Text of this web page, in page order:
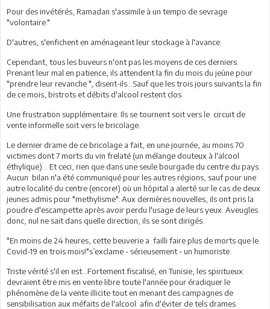
Pour des invétérés, Ramadan s'assimile à un tempo de sevrage
"volontaire."
D'autres, s'enfichent en aménageant leur stockage à l'avance.
Cependant, tous les buveurs n'ont pas les moyens de ces derniers.
Prenant leur mal en patience, ils attendent la fin du mois du jeûne pour
"prendre leur revanche ", disent-ils...Sauf que les trois jours suivants la fin
de ce mois, bistrots et débits d'alcool restent clos.
Une frustration supplémentaire. Ils se tournent soit vers le circuit de
vente informelle soit vers le bricolage.
Le dernier drame de ce bricolage a fait, en une journée, au moins 70
victimes dont 7 morts du vin frelaté (un mélange douteux à l'alcool
éthylique)... Et ceci, rien que dans une seule bourgade du centre du pays.
Aucun bilan n'a été communiqué pour les autres régions, sauf pour une
autre localité du centre (encore!) où un hôpital a alerté sur le cas de deux
jeunes admis pour "methylisme". Aux dernières nouvelles, ils ont pris la
poudre d'escampette après avoir perdu l'usage de leurs yeux. Aveugles
donc, nul ne sait dans quelle direction, ils se sont dirigés.
"En moins de 24 heures, cette beuverie a failli faire plus de morts que le
Covid-19 en trois mois!"s’exclame - sérieusement - un humoriste.
Triste vérité s'il en est...Fortement fiscalisé, en Tunisie, les spiritueux
devraient être mis en vente libre toute l'année pour éradiquer le
phénomène de la vente illicite tout en menant des campagnes de
sensibilisation aux méfaits de l'alcool afin d'éviter de tels drames.